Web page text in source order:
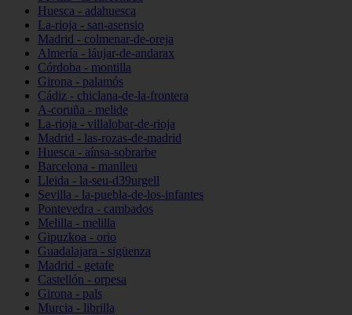
Huesca - adahuesca
La-rioja - san-asensio
Madrid - colmenar-de-oreja
Almería - láujar-de-andarax
Córdoba - montilla
Girona - palamós
Cádiz - chiclana-de-la-frontera
A-coruña - melide
La-rioja - villalobar-de-rioja
Madrid - las-rozas-de-madrid
Huesca - aínsa-sobrarbe
Barcelona - manlleu
Lleida - la-seu-d39urgell
Sevilla - la-puebla-de-los-infantes
Pontevedra - cambados
Melilla - melilla
Gipuzkoa - orio
Guadalajara - sigüenza
Madrid - getafe
Castellón - orpesa
Girona - pals
Murcia - librilla